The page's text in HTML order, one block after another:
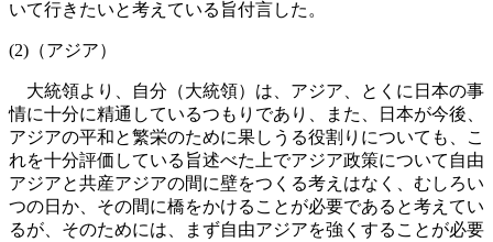
いて行きたいと考えている旨付言した。
(2)（アジア）
大統領より、自分（大統領）は、アジア、とくに日本の事
情に十分に精通しているつもりであり、また、日本が今後、
アジアの平和と繁栄のために果しうる役割りについても、こ
れを十分評価している旨述べた上でアジア政策について自由
アジアと共産アジアの間に壁をつくる考えはなく、むしろい
つの日か、その間に橋をかけることが必要であると考えてい
るが、そのためには、まず自由アジアを強くすることが必要